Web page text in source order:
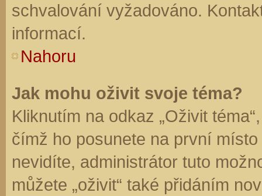
schvalování vyžadováno.
informací.
Nahoru
Jak mohu oživit svoje téma?
Kliknutím na odkaz „Oživit
čímž ho posunete na první
nevidíte, administrátor tuto
můžete „oživit“ také přidáním